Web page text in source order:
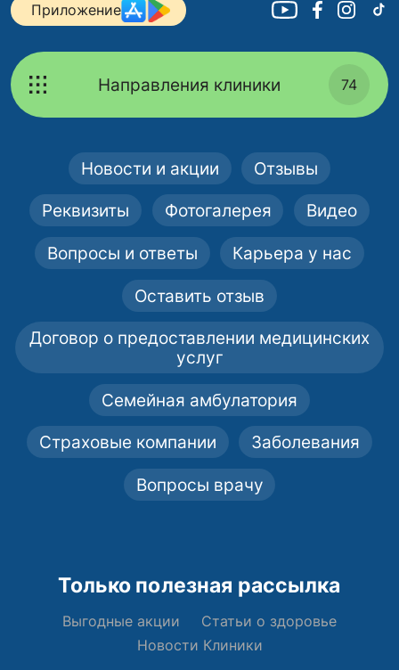
Приложение
Направления клиники 74
Новости и акции Отзывы
Реквизиты Фотогалерея Видео
Вопросы и ответы Карьера у нас
Оставить отзыв
Договор о предоставлении медицинских
услуг
Семейная амбулатория
Страховые компании Заболевания
Вопросы врачу
Только полезная рассылка
Выгодные акции
Статьи о здоровье
Новости Клиники